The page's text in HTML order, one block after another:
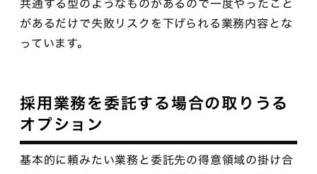
共通する型のようなものがあるので一度やったこと
があるだけで失敗リスクを下げられる業務内容とな
っています。
採用業務を委託する場合の取りうる
オプション
基本的に頼みたい業務と委託先の得意領域の掛け合